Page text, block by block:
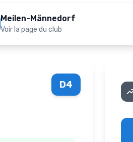
Meilen-Männedorf
Voir la page du club
D4